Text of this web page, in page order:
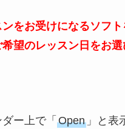
ンをお受けになるソフ
望のレッスン日をお選
ー上で「 Open」と表